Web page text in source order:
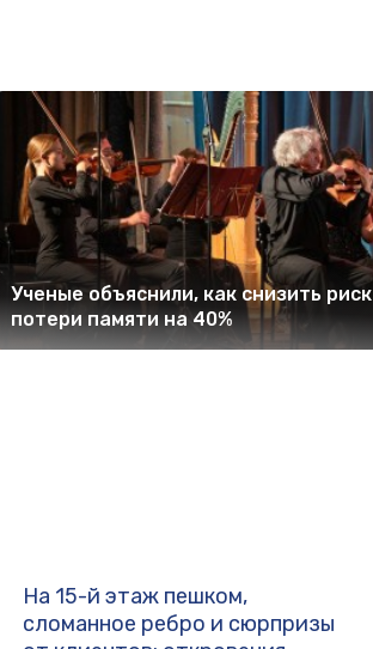
Ученые объяснили, как снизить риск
потери памяти на 40%
На 15-й этаж пешком,
сломанное ребро и сюрпризы